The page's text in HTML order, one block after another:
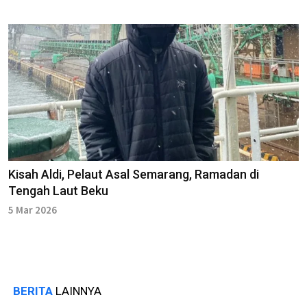
Kisah Aldi, Pelaut Asal Semarang, Ramadan di
Tengah Laut Beku
5 Mar 2026
BERITA LAINNYA